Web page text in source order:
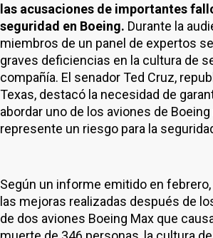
las acusaciones de importantes
seguridad en Boeing. Durante la
miembros de un panel de expertos
graves deficiencias en la cultura de
compañía. El senador Ted Cruz,
Texas, destacó la necesidad de
abordar uno de los aviones de Boeing
represente un riesgo para la
Según un informe emitido en febrero,
las mejoras realizadas después de
de dos aviones Boeing Max que